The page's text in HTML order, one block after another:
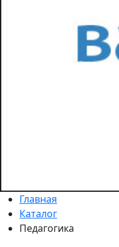
Главная
Каталог
Педагогика